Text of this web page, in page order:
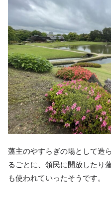
藩主のやすらぎの場として造
るごとに、領民に開放したり
も使われていったそうです。